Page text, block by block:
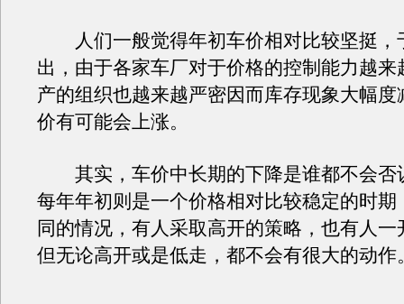
人们一般觉得年初车价相对比较坚挺，
出，由于各家车厂对于价格的控制能力越来
产的组织也越来越严密因而库存现象大幅度
价有可能会上涨。
其实，车价中长期的下降是谁都不会否
每年年初则是一个价格相对比较稳定的时期
同的情况，有人采取高开的策略，也有人一
但无论高开或是低走，都不会有很大的动作